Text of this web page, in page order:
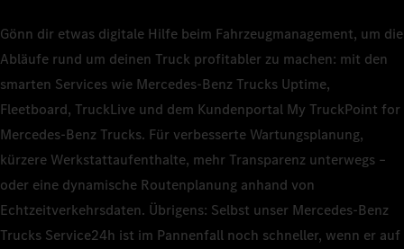
Gönn dir etwas digitale Hilfe beim Fahrzeugmanagement, um die
Abläufe rund um deinen Truck profitabler zu machen: mit den
smarten Services wie Mercedes‑Benz Trucks Uptime,
Fleetboard, TruckLive und dem Kundenportal My TruckPoint for
Mercedes‑Benz Trucks. Für verbesserte Wartungsplanung,
kürzere Werkstattaufenthalte, mehr Transparenz unterwegs –
oder eine dynamische Routenplanung anhand von
Echtzeitverkehrsdaten. Übrigens: Selbst unser Mercedes‑Benz
Trucks Service24h ist im Pannenfall noch schneller, wenn er auf